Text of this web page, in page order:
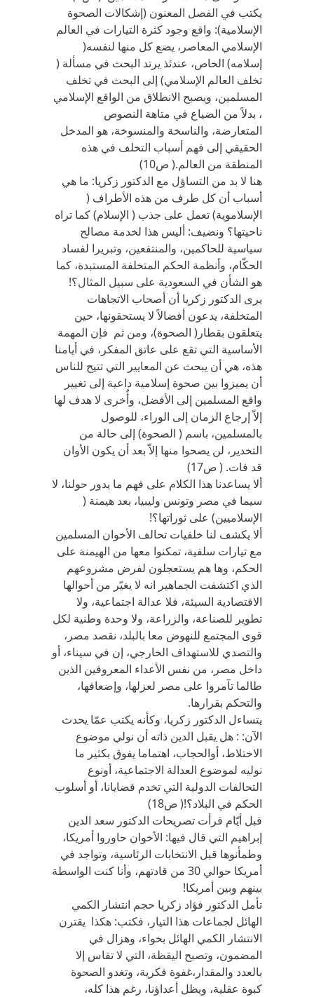
يكتب في الفصل المعنون (إشكالات الصحوة
الإسلامية): واقع وجود كثرة التيارات في العالم
الإسلامي المعاصر، يضع كل منها لنفسه(
إسلامه) الخاص، عندئذ يرتد البحث في مسألة (
تخلف العالم الإسلامي) إلى البحث في تخلف
المسلمين، ويصبح الانطلاق من الواقع الإسلامي
، بدلاً من الضياع في متاهة النصوص
المتعارضة، والناسخة والمنسوخة، هو المدخل
الحقيقي إلى فهم أسباب التخلف في هذه
المنطقة من العالم.( ص10)
هنا لا بد من التساؤل مع الدكتور زكريا: ما هي
أسباب أن كل طرف من هذه الأطراف (
الإسلاموية) تعمل على جذب ( الإسلام) كما تراه
ناحيتها؟ ونضيف: أليس هذا لخدمة مصالح
سياسية للحاكمين، والمنتفعين، وتبريرا لفساد
الحكّام، وأنظمة الحكم المتخلفة المستبدة، كما
هو الشأن في السعودية على سبيل المثال؟!
يرى الدكتور زكريا أن أصحاب الاتجاهات
المتخلفة، يدعون أفضالاً لا يستحقونها، حين
يتعلقون بقطار( الصحوة)، ومن ثم فإن المهمة
الأساسية التي تقع على عاتق المفكر، في أيامنا
هذه، هي أن يبحث عن المعايير التي تتيح للناس
أن يميزوا بين صحوة إسلامية داعية إلى تغيير
واقع المسلمين إلى الأفضل، وأُخرى لا هدف لها
إلاّ إرجاع الزمان إلى الوراء، للوصول
بالمسلمين، باسم ( الصحوة) إلى حالة من
التخدير، لن يصحوا منها إلاّ بعد أن يكون الأوان
قد فات. ( ص17)
ألا يساعدنا هذا الكلام على فهم ما يدور حولنا، لا
سيما في مصر وتونس وليبيا، بعد هيمنة (
الإسلاميين) على ثوراتها؟!
ألا يكشف لنا خلفيات تحالف الأخوان المسلمين
مع تيارات سلفية، تمكنوا معها من الهيمنة على
الحكم، وها هم يستعجلون لفرض مشروعهم
الذي اكتشفت الجماهير انه لا يغيّر من أحوالها
الاقتصادية السيئة، فلا عدالة اجتماعية، ولا
تطوير للصناعة، والزراعة، ولا وحدة وطنية لكل
قوى المجتمع للنهوض معا بالبلد، نقصد مصر،
والتصدي للاستهداف الخارجي، إن في سيناء، أو
داخل مصر، من نفس الأعداء المعروفين الذين
طالما تآمروا على مصر لعزلها، وإضعافها،
والتحكم بقرارها.
يتساءل الدكتور زكريا، وكأنه يكتب عمّا يحدث
الآن: : هل يقبل الدين ذاته أن نولي موضوع
الاختلاط، أوالحجاب، اهتماما يفوق بكثير ما
نوليه لموضوع العدالة الاجتماعية، أونوع
التحالفات الدولية التي تخدم قضايانا، أو أسلوب
الحكم في البلاد؟!( ص18)
قبل أيّام قرأت تصريحات الدكتور سعد الدين
إبراهيم التي قال فيها: الأخوان حاوروا أمريكا،
وطمأنوها قبل الانتخابات الرئاسية، وتواجد في
أمريكا حوالي 30 من قادتهم، وأنا كنت الواسطة
بينهم وبين أمريكا!
تأمل الدكتور فؤاد زكريا حجم انتشار الكمي
الهائل لجماعات هذا التيار، فكتب: هكذا يقترن
الانتشار الكمي الهائل بخواء، وهزال في
المضمون، وتصبح اليقظة، التي لا تقاس إلا
بالعدد والمقدار،غفوة فكرية، وتغدو الصحوة
كبوة عقلية، ويظل أعداؤنا، رغم هذا كله،